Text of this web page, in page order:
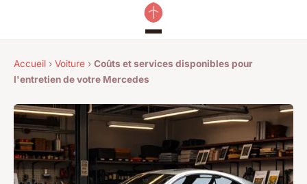
Accueil › Voiture › Coûts et services disponibles pour
l'entretien de votre Mercedes